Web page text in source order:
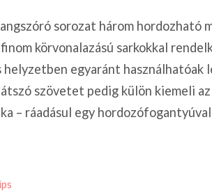
sorozat három hordozható
körvonalazású sarkokkal
egyaránt használhatóak
szövetet pedig külön kiemeli
– ráadásul egy